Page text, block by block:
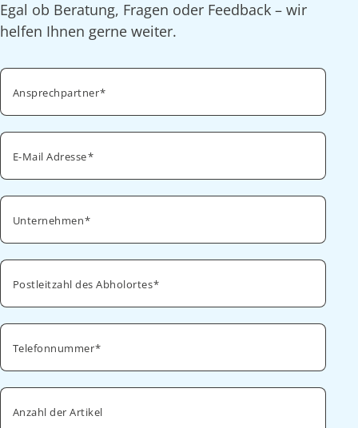
Egal ob Beratung, Fragen oder Feedback – wir
helfen Ihnen gerne weiter.
Ansprechpartner
E-Mail Adresse
Unternehmen
Postleitzahl des Abholortes
Telefonnummer
Anzahl der Artikel